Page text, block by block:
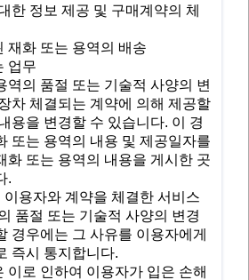
한 정보 제공 및 구매계약의 체
재화 또는 용역의 배송
업무
역의 품절 또는 기술적 사양의 변
차 체결되는 계약에 의해 제공할
용을 변경할 수 있습니다. 이 경
또는 용역의 내용 및 제공일자를
화 또는 용역의 내용을 게시한 곳
.
용자와 계약을 체결한 서비스
품절 또는 기술적 사양의 변경
경우에는 그 사유를 이용자에게
즉시 통지합니다.
이로 인하여 이용자가 입은 손해